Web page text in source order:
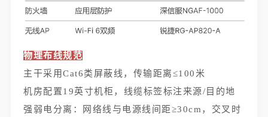
物理布线规范
主干采用Cat6类屏蔽线，传输距离≤100米
机房配置19英寸机柜，线缆标签标注来源/目的地
强弱电分离：网络线与电源线间距≥30cm，交叉时